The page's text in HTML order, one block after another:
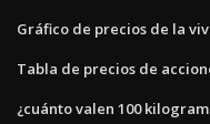
Gráfico de precios de la
Tabla de precios de
¿cuánto valen 100